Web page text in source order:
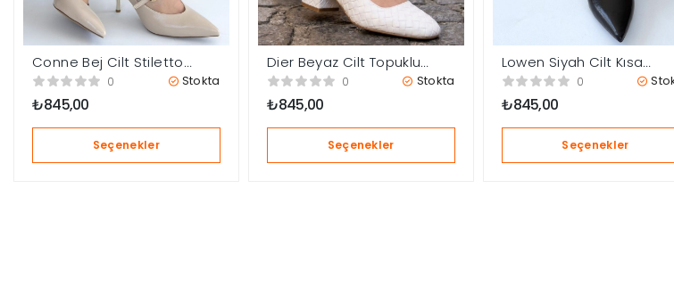
Conne Bej Cilt Stiletto
Ayakkabı
0 Stokta
₺845,00
Seçenekler
Dier Beyaz Cilt Topuklu
Ayakkabı
0 Stokta
₺845,00
Seçenekler
Lowen Siyah Cilt Kısa
Topuklu Ayakkabı
0
₺845,00
Seçenekler